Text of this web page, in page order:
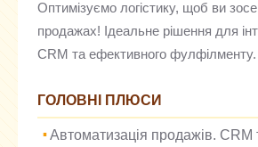
Оптимізуємо логістику, щоб ви
продажах! Ідеальне рішення для
CRM та ефективного фулфілменту.
ГОЛОВНІ ПЛЮСИ
Автоматизація продажів. CRM